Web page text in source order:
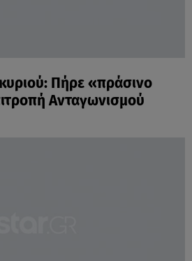
Πήρε «πράσινο
Ανταγωνισμού